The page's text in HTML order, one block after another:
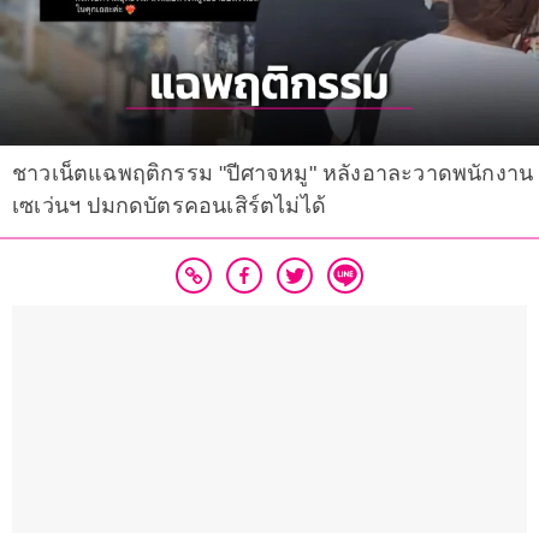
ชาวเน็ตแฉพฤติกรรม "ปีศาจหมู" หลังอาละวาดพนักงาน
เซเว่นฯ ปมกดบัตรคอนเสิร์ตไม่ได้